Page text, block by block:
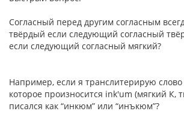
Согласный перед другим согласным
твёрдый если следующий согласный
если следующий согласный мягкий?
Например, если я транслитерирую слово
которое произносится ink'um (мягкий К,
писался как “инкюм” или “инъкюм”?